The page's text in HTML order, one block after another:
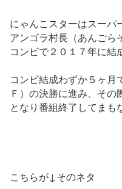
にゃんこスターはスーパ
アンゴラ村長（あんごら
コンビで２０１７年に結
コンビ結成わずか５ヶ月
Ｆ）の決勝に進み、そ
となり番組終了してまも
こちらが↓そのネタ